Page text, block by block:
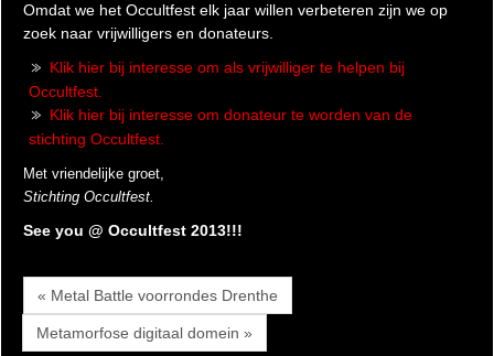
Omdat we het Occultfest elk jaar willen verbeteren zijn we op
zoek naar vrijwilligers en donateurs.
Klik hier bij interesse om als vrijwilliger te helpen bij
Occultfest.
Klik hier bij interesse om donateur te worden van de
stichting Occultfest.
Met vriendelijke groet,
Stichting Occultfest.
See you @ Occultfest 2013!!!
« Metal Battle voorrondes Drenthe
Metamorfose digitaal domein »